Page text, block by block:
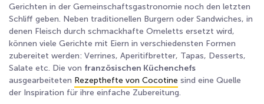
Gerichten in der Gemeinschaftsgastronomie noch den letzten
Schliff geben. Neben traditionellen Burgern oder Sandwiches, in
denen Fleisch durch schmackhafte Omeletts ersetzt wird,
können viele Gerichte mit Eiern in verschiedensten Formen
zubereitet werden: Verrines, Aperitifbretter, Tapas, Desserts,
Salate etc. Die von französischen Küchenchefs
ausgearbeiteten Rezepthefte von Cocotine sind eine Quelle
der Inspiration für ihre einfache Zubereitung.